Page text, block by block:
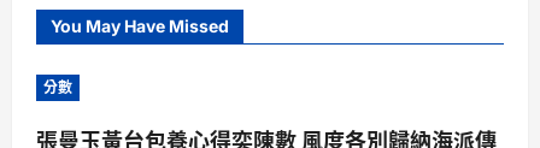
You May Have Missed
分數
張曼玉黃台包養心得奕陳數 風度各別歸納海派傳